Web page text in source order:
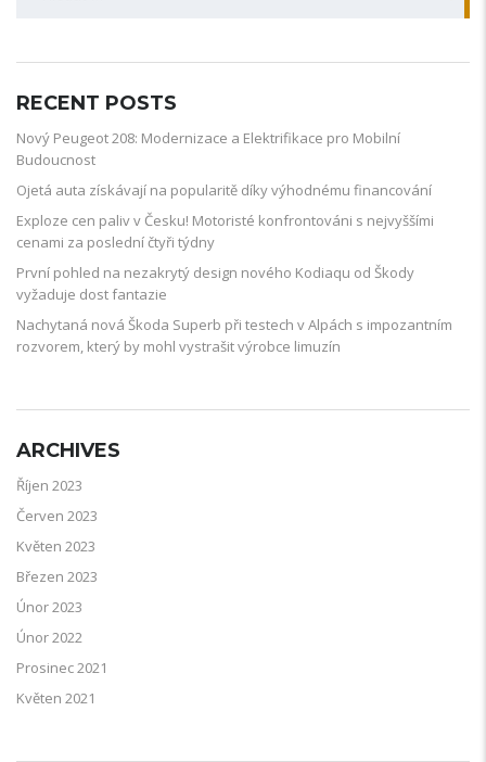
RECENT POSTS
Nový Peugeot 208: Modernizace a Elektrifikace pro Mobilní
Budoucnost
Ojetá auta získávají na popularitě díky výhodnému financování
Exploze cen paliv v Česku! Motoristé konfrontováni s nejvyššími
cenami za poslední čtyři týdny
První pohled na nezakrytý design nového Kodiaqu od Škody
vyžaduje dost fantazie
Nachytaná nová Škoda Superb při testech v Alpách s impozantním
rozvorem, který by mohl vystrašit výrobce limuzín
ARCHIVES
Říjen 2023
Červen 2023
Květen 2023
Březen 2023
Únor 2023
Únor 2022
Prosinec 2021
Květen 2021